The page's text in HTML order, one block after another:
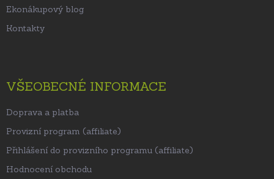
Ekonákupový blog
Kontakty
VŠEOBECNÉ INFORMACE
Doprava a platba
Provizní program (affiliate)
Přihlášení do provizního programu (affiliate)
Hodnocení obchodu